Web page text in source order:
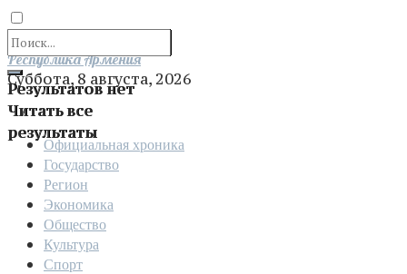
Результатов нет
Читать все
результаты
Отправить
Республика Армения
Суббота, 8 августа, 2026
Официальная хроника
Государство
Регион
Экономика
Общество
Культура
Спорт